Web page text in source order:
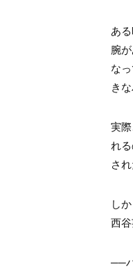
あ
腕
な
き
実
れ
さ
し
西
──